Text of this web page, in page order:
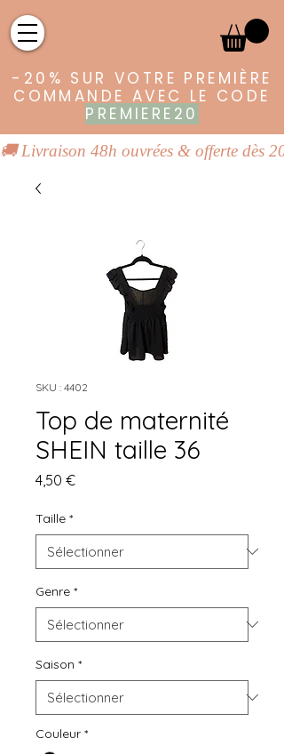
-20% SUR VOTRE PREMIÈRE
COMMANDE AVEC LE CODE
PREMIERE20
🚚 Livraison 48h ouvrées & offerte dès
SKU : 4402
Top de maternité
SHEIN taille 36
4,50 €Prix
Taille *
Genre *
Saison *
Couleur *